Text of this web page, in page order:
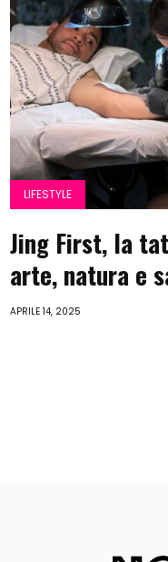
LIFESTYLE
Jing First, la
arte, natura e
APRILE 14, 2025